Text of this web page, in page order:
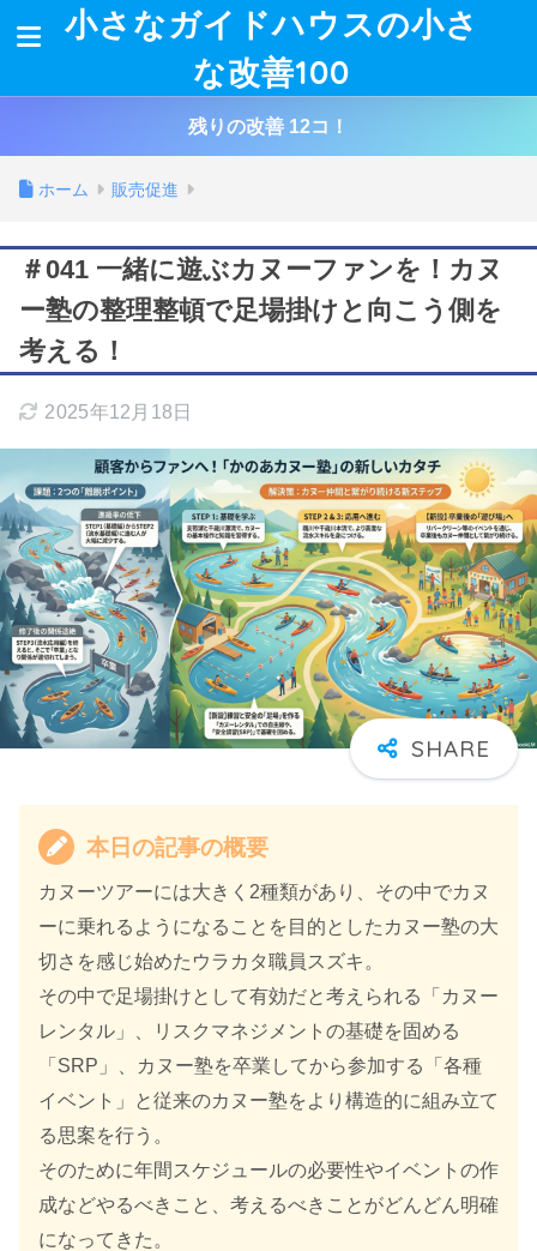
小さなガイドハウスの小さ
な改善100
残りの改善 12コ！
ホーム 販売促進
＃041 一緒に遊ぶカヌーファンを！カヌ
ー塾の整理整頓で足場掛けと向こう側を
考える！
2025年12月18日
本日の記事の概要
カヌーツアーには大きく2種類があり、その中でカヌ
ーに乗れるようになることを目的としたカヌー塾の大
切さを感じ始めたウラカタ職員スズキ。
その中で足場掛けとして有効だと考えられる「カヌー
レンタル」、リスクマネジメントの基礎を固める
「SRP」、カヌー塾を卒業してから参加する「各種
イベント」と従来のカヌー塾をより構造的に組み立て
る思案を行う。
そのために年間スケジュールの必要性やイベントの作
成などやるべきこと、考えるべきことがどんどん明確
になってきた。